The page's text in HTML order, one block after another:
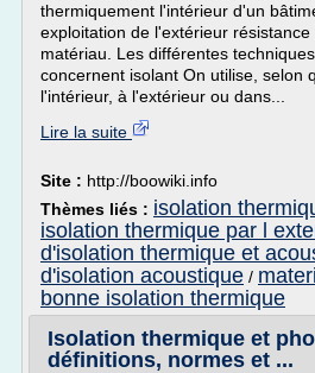
thermiquement l'intérieur d'un
exploitation de l'extérieur
matériau. Les différentes
concernent isolant On utilise, selon
l'intérieur, à l'extérieur ou dans...
Lire la suite
Site : http://boowiki.info
Thèmes liés : isolation
isolation thermique par l
d'isolation thermique et
d'isolation acoustique /
bonne isolation thermique
Isolation thermique et
définitions, normes et ...